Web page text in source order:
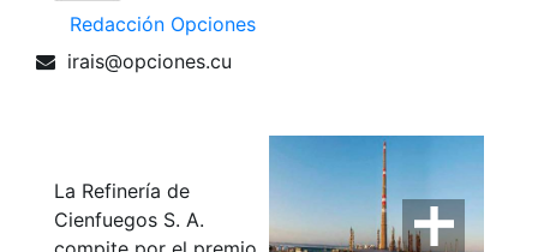
Redacción Opciones
irais@opciones.cu
La Refinería de
Cienfuegos S. A.